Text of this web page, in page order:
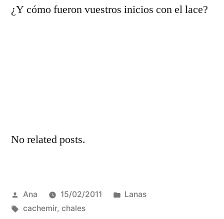
¿Y cómo fueron vuestros inicios con el lace?
No related posts.
Publicada
por
Ana 15/02/2011
Publicada
Lanas
Etiquetas:
cachemir, chales